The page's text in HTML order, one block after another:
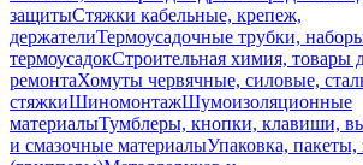
защитыСтяжки кабельные, крепеж,
держателиТермоусадочные трубки,
термоусадокСтроительная химия, товары
ремонтаХомуты червячные, силовые,
стяжкиШиномонтажШумоизоляционные
материалыТумблеры, кнопки, клавиши,
и смазочные материалыУпаковка, пакеты,